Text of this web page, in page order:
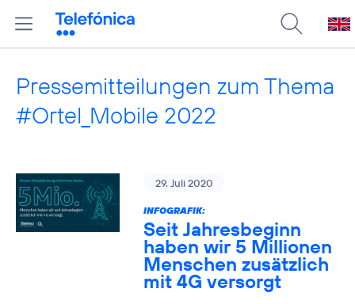
Pressemitteilungen zum Thema
#Ortel_Mobile 2022
29. Juli 2020
INFOGRAFIK:
Seit Jahresbeginn
haben wir 5 Millionen
Menschen zusätzlich
mit 4G versorgt